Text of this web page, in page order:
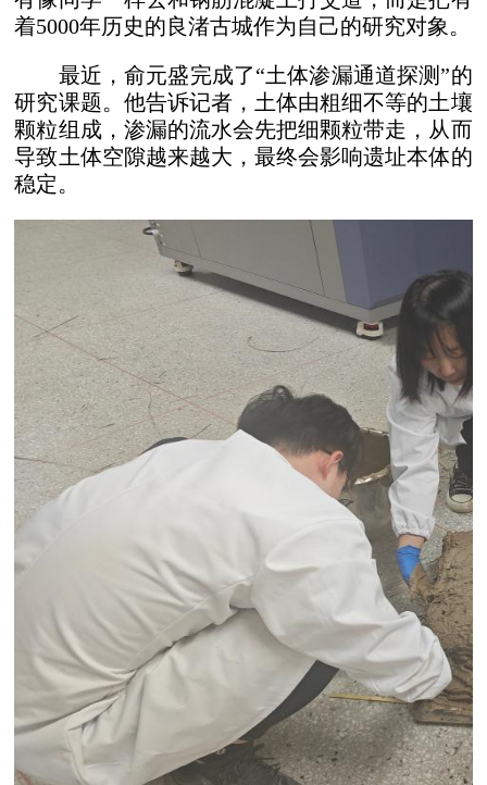
着5000年历史的良渚古城作为自己的研究对象。
最近，俞元盛完成了“土体渗漏通道探测”的
研究课题。他告诉记者，土体由粗细不等的土壤
颗粒组成，渗漏的流水会先把细颗粒带走，从而
导致土体空隙越来越大，最终会影响遗址本体的
稳定。